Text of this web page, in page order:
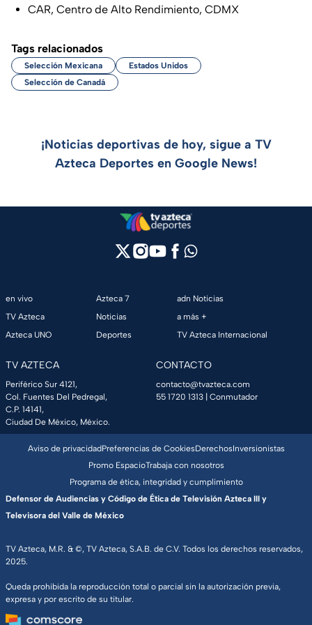
CAR, Centro de Alto Rendimiento, CDMX
Tags relacionados
Selección Mexicana
Estados Unidos
Selección de Canadá
¡Noticias deportivas de hoy, sigue a TV
Azteca Deportes en Google News!
en vivo
TV Azteca
Azteca UNO
Azteca 7
Noticias
Deportes
adn Noticias
a más +
TV Azteca Internacional
TV AZTECA
Periférico Sur 4121,
Col. Fuentes Del Pedregal,
C.P. 14141,
Ciudad De México, México.
CONTACTO
contacto@tvazteca.com
55 1720 1313 | Conmutador
TV Azteca, M.R. & ©, TV Azteca, S.A.B. de C.V. Todos los derechos reservados,
2025.
Queda prohibida la reproducción total o parcial sin la autorización previa,
expresa y por escrito de su titular.
Aviso de privacidadPreferencias de CookiesDerechosInversionistas
Promo EspacioTrabaja con nosotros
Programa de ética, integridad y cumplimiento
Defensor de Audiencias y Código de Ética de Televisión Azteca III y
Televisora del Valle de México